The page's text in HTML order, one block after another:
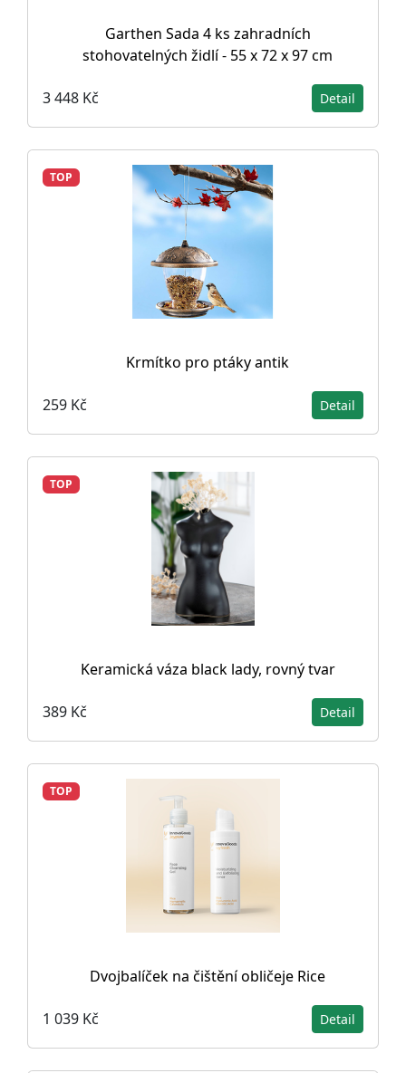
Garthen Sada 4 ks zahradních
stohovatelných židlí - 55 x 72 x 97 cm
3 448 Kč Detail
TOP
Krmítko pro ptáky antik
259 Kč Detail
TOP
Keramická váza black lady, rovný tvar
389 Kč Detail
TOP
Dvojbalíček na čištění obličeje Rice
1 039 Kč Detail